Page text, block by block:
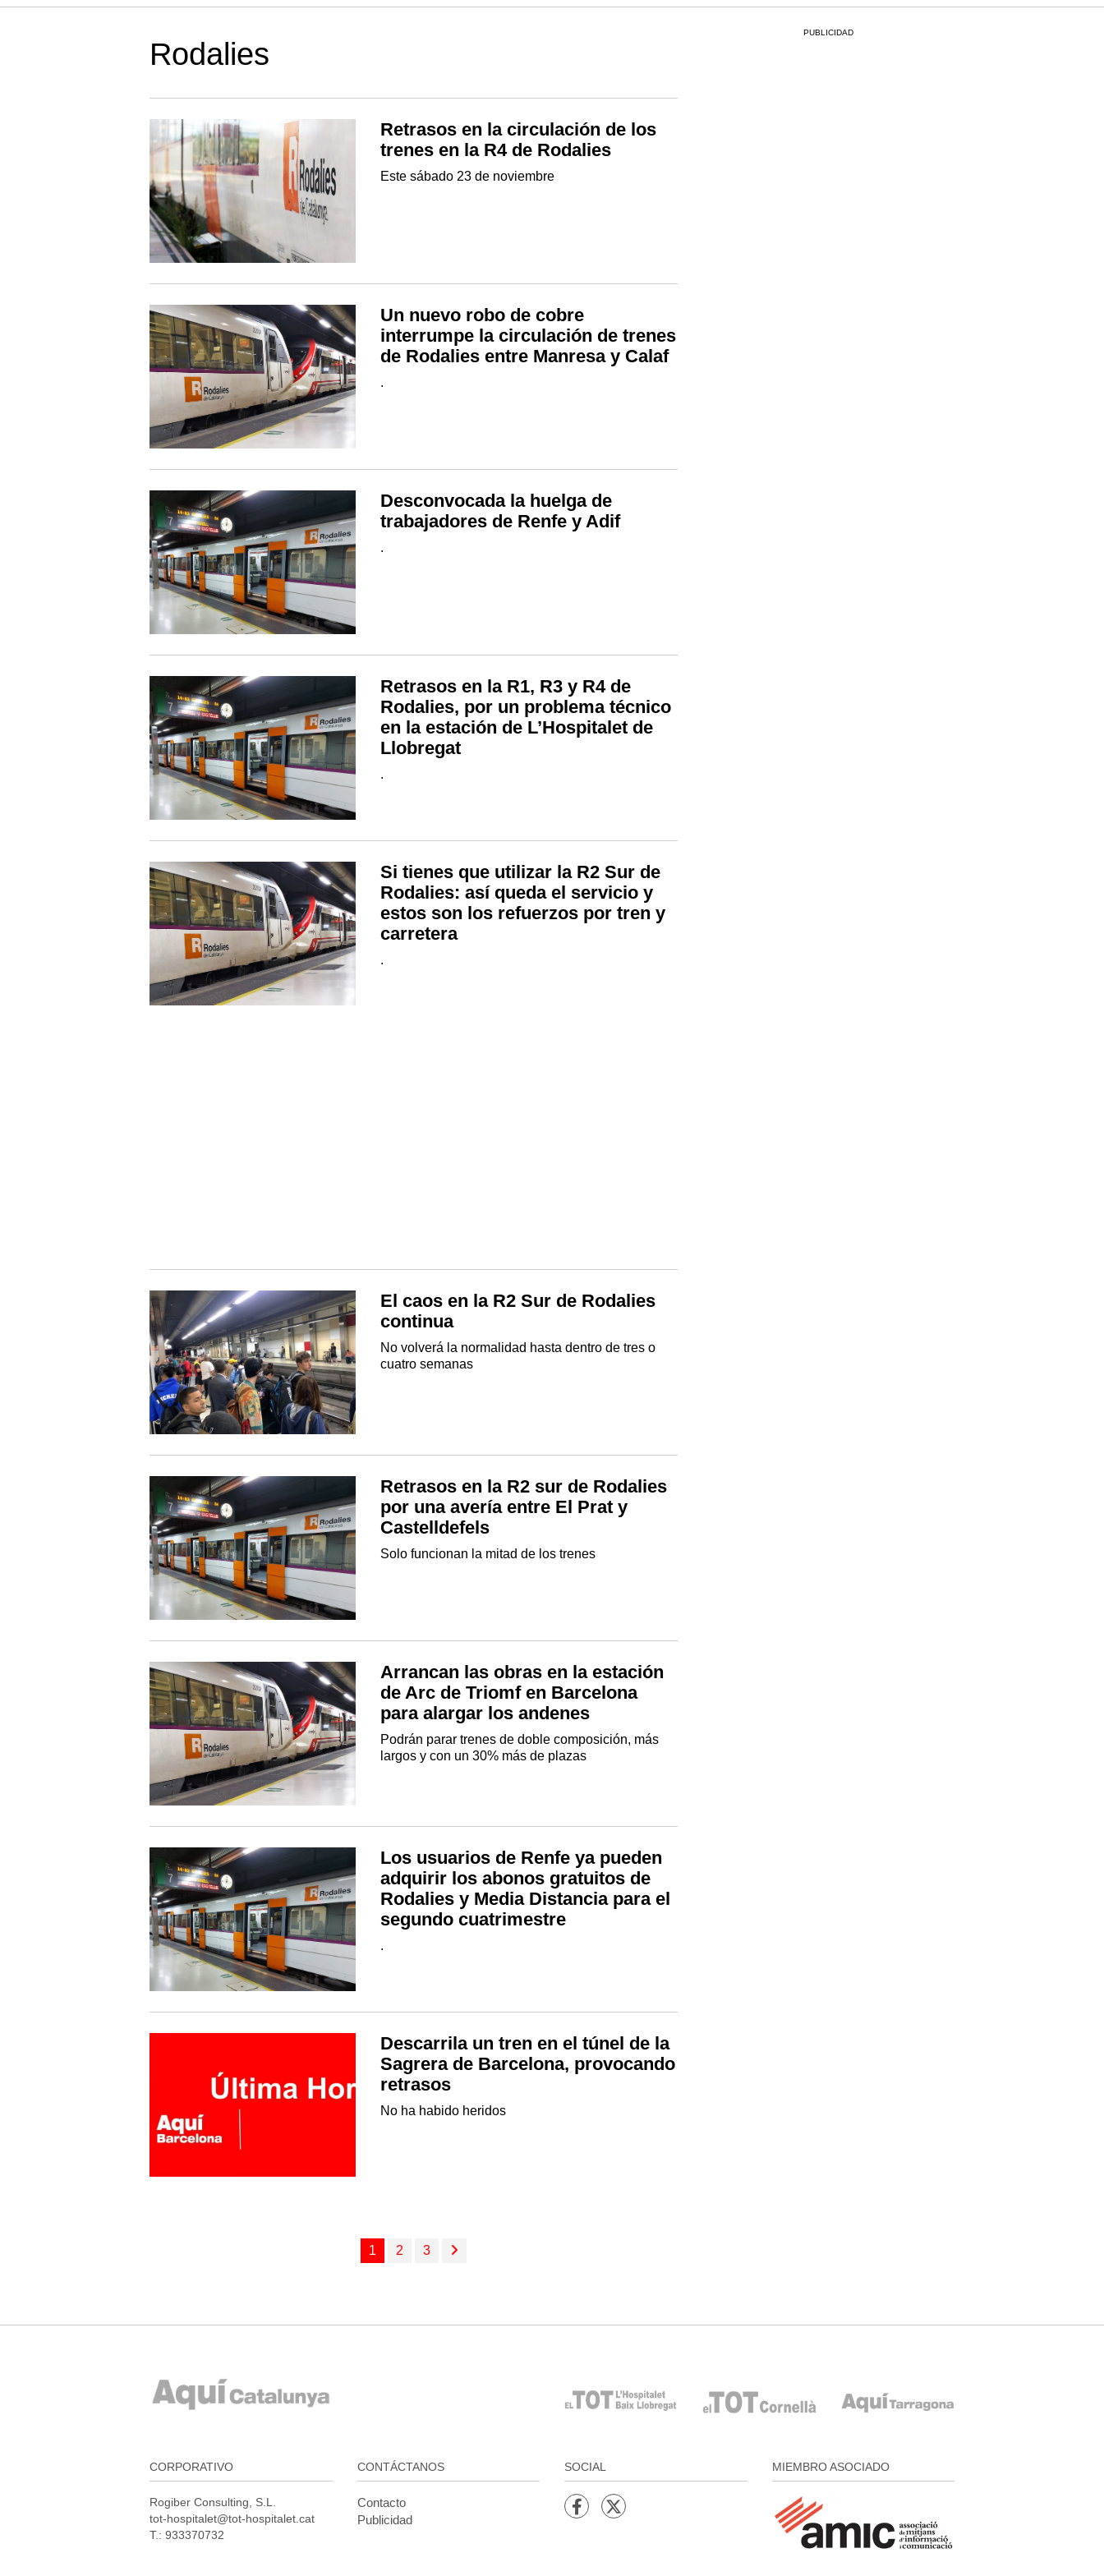
Rodalies
Retrasos en la circulación de los
trenes en la R4 de Rodalies
Este sábado 23 de noviembre
Un nuevo robo de cobre
interrumpe la circulación de trenes
de Rodalies entre Manresa y Calaf
.
Desconvocada la huelga de
trabajadores de Renfe y Adif
.
Retrasos en la R1, R3 y R4 de
Rodalies, por un problema técnico
en la estación de L’Hospitalet de
Llobregat
.
Si tienes que utilizar la R2 Sur de
Rodalies: así queda el servicio y
estos son los refuerzos por tren y
carretera
.
El caos en la R2 Sur de Rodalies
continua
No volverá la normalidad hasta dentro de tres o
cuatro semanas
Retrasos en la R2 sur de Rodalies
por una avería entre El Prat y
Castelldefels
Solo funcionan la mitad de los trenes
Arrancan las obras en la estación
de Arc de Triomf en Barcelona
para alargar los andenes
Podrán parar trenes de doble composición, más
largos y con un 30% más de plazas
Los usuarios de Renfe ya pueden
adquirir los abonos gratuitos de
Rodalies y Media Distancia para el
segundo cuatrimestre
.
Descarrila un tren en el túnel de la
Sagrera de Barcelona, provocando
retrasos
No ha habido heridos
1 2 3
PUBLICIDAD
CORPORATIVO
Rogiber Consulting, S.L.
tot-hospitalet@tot-hospitalet.cat
T.: 933370732
CONTÁCTANOS
Contacto
Publicidad
SOCIAL MIEMBRO ASOCIADO